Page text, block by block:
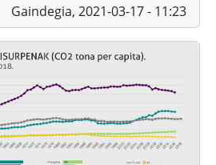
Gaindegia, 2021-03-17 - 11:23